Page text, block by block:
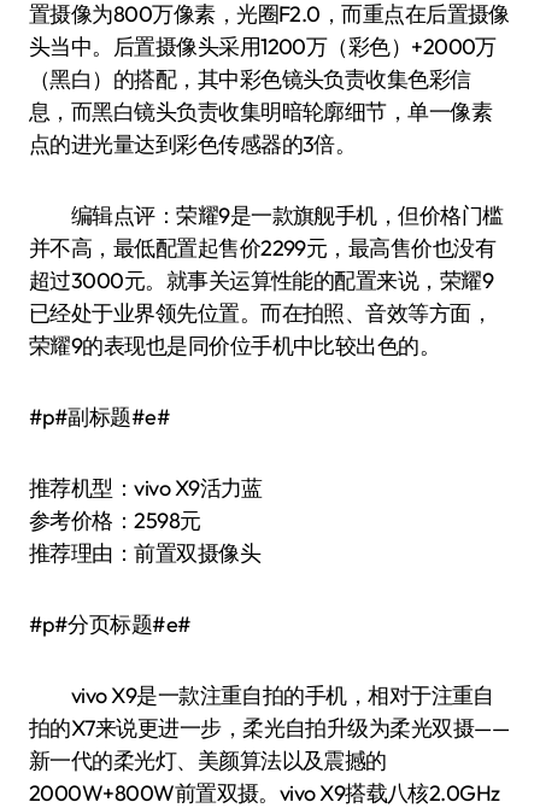
置摄像为800万像素，光圈F2.0，而重点在后置摄像
头当中。后置摄像头采用1200万（彩色）+2000万
（黑白）的搭配，其中彩色镜头负责收集色彩信
息，而黑白镜头负责收集明暗轮廓细节，单一像素
点的进光量达到彩色传感器的3倍。
编辑点评：荣耀9是一款旗舰手机，但价格门槛
并不高，最低配置起售价2299元，最高售价也没有
超过3000元。就事关运算性能的配置来说，荣耀9
已经处于业界领先位置。而在拍照、音效等方面，
荣耀9的表现也是同价位手机中比较出色的。
#p#副标题#e#
推荐机型：vivo X9活力蓝
参考价格：2598元
推荐理由：前置双摄像头
#p#分页标题#e#
vivo X9是一款注重自拍的手机，相对于注重自
拍的X7来说更进一步，柔光自拍升级为柔光双摄——
新一代的柔光灯、美颜算法以及震撼的
2000W+800W前置双摄。vivo X9搭载八核2.0GHz